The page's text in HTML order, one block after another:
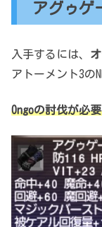
アグゥゲ
入手するには、
アトーメント3の
Ongoの討伐が必